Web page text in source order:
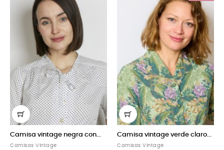
Camisa vintage verde claro...
Camisas Vintage
Camisa vintage azul con...
Camisas Vintage